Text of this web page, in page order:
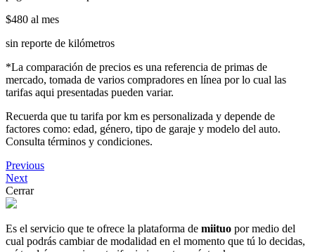
$480 al mes
sin reporte de kilómetros
*La comparación de precios es una referencia de primas de
mercado, tomada de varios compradores en línea por lo cual las
tarifas aqui presentadas pueden variar.
Recuerda que tu tarifa por km es personalizada y depende de
factores como: edad, género, tipo de garaje y modelo del auto.
Consulta términos y condiciones.
Previous
Next
Cerrar
Es el servicio que te ofrece la plataforma de miituo por medio del
cual podrás cambiar de modalidad en el momento que tú lo decidas,